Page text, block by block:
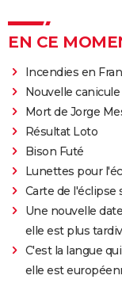
EN CE
Incendies en
Nouvelle canicule
Mort de Jorge
Résultat Loto
Bison Futé
Lunettes pour
Carte de l'éclipse
Une nouvelle
elle est plus
C'est la langue
elle est